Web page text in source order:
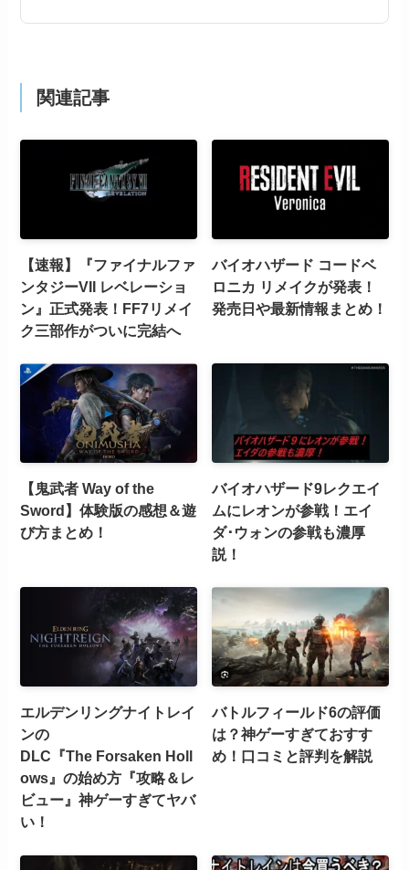
関連記事
【速報】『ファイナルファ
ンタジーVII レベレーショ
ン』正式発表！FF7リメイ
ク三部作がついに完結へ
バイオハザード コードベ
ロニカ リメイクが発表！
発売日や最新情報まとめ！
【鬼武者 Way of the
Sword】体験版の感想＆遊
び方まとめ！
バイオハザード9レクエイ
ムにレオンが参戦！エイ
ダ･ウォンの参戦も濃厚
説！
エルデンリングナイトレイ
ンの
DLC『The Forsaken Holl
ows』の始め方『攻略＆レ
ビュー』神ゲーすぎてヤバ
い！
バトルフィールド6の評価
は？神ゲーすぎておすす
め！口コミと評判を解説